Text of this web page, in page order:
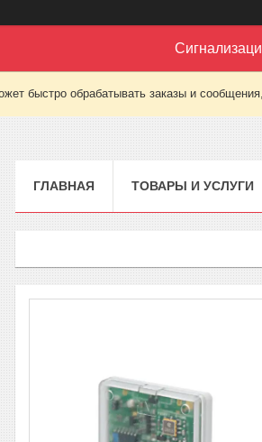
быстро обрабатывать заказы и
ГЛАВНАЯ ТОВАРЫ И УСЛУГИ